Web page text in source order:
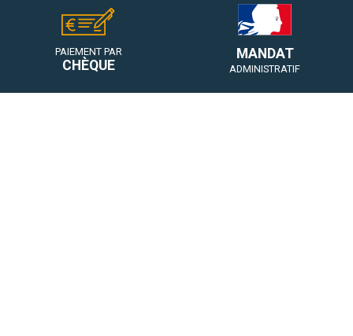
PAIEMENT PAR
CHÈQUE
MANDAT
ADMINISTRATIF